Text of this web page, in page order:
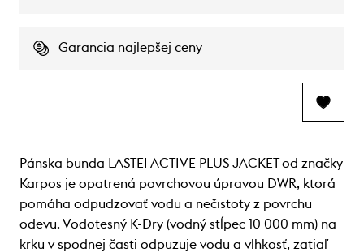
Garancia najlepšej ceny
Pánska bunda LASTEI ACTIVE PLUS JACKET od značky
Karpos je opatrená povrchovou úpravou DWR, ktorá
pomáha odpudzovať vodu a nečistoty z povrchu
odevu. Vodotesný K-Dry (vodný stĺpec 10 000 mm) na
krku v spodnej časti odpuzuje vodu a vlhkosť, zatiaľ